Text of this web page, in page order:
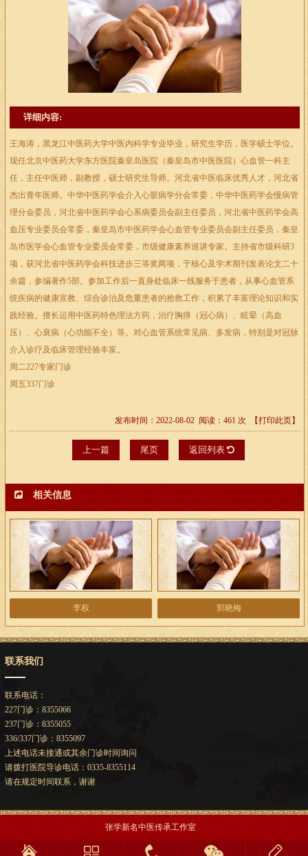
详细内容:
王海涛，黑龙江中医药大学中医内科学专业毕业，研究生学历，医学硕士学位。
现任北京中医药大学东方医院秦皇岛医院（秦皇岛市中医医院）心血管一科主
任，主任中医师，副教授，硕士研究生导师。河北省中医临床优秀人才，河北省
杰出青年医师。中华中医药学会介入心脏病学分会常委，中华中医药学会慢病管
理分会委员，河北省中医药学会心系病委员会副主任委员，河北省中医药学会高
血压专业委员会常委，秦皇岛市中医药学会心血管专业委员会副主任委员，秦皇
岛市医学会心血管专业委员会常委，市级健康素养巡讲专家。主持省市级科研3
项，获河北省中医药学会科技进步三等奖两项，于核心及学术期刊发表论文二十
余篇，参编著作5部。参加工作后一直身处临床一线服务于患者，从事心血管系
统疾病的健康宣教、综合诊治及危重患者的抢救工作，积累了丰富理论知识和实
践经验。擅长运用中医药特色理法方药，治疗胸痹（冠心病）、眩晕（高血
压）、心衰病（心功能不全）等。对心血管系统常见病、多发病，特别是对冠脉
介入诊疗及临床管理经验丰富。
周二227专家门诊
周五337门诊
发布时间：2022-08-02 阅读：461 次 【打印此页】
上一篇 尾页 返回列表
相关信息
李权 郭晓梅
联系我们
联系电话：
227门诊：8355066
237门诊：8355055
336/337门诊：8355097
上述电话未接通或其余门诊时间询问
请拨打医院导诊电话：0335-8355114
请在规定时间联系，谢谢
张学新名中医传承工作室